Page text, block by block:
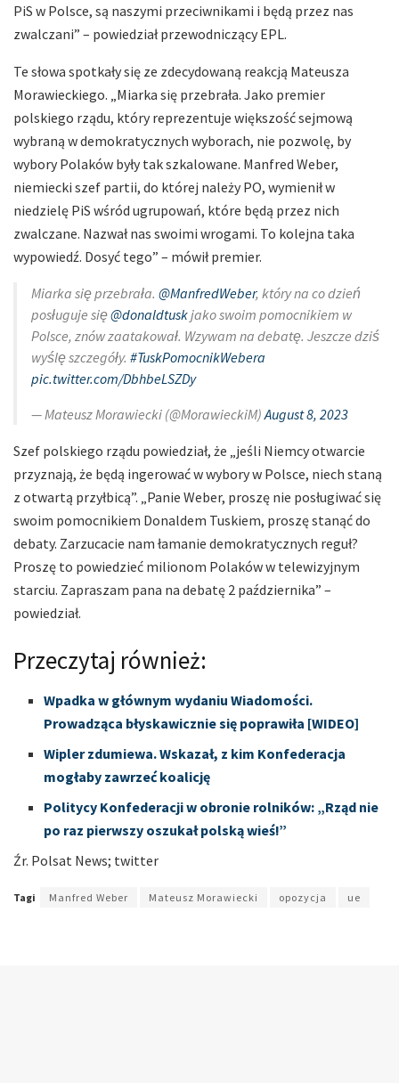
PiS w Polsce, są naszymi przeciwnikami i będą przez nas
zwalczani” – powiedział przewodniczący EPL.
Te słowa spotkały się ze zdecydowaną reakcją Mateusza
Morawieckiego. „Miarka się przebrała. Jako premier
polskiego rządu, który reprezentuje większość sejmową
wybraną w demokratycznych wyborach, nie pozwolę, by
wybory Polaków były tak szkalowane. Manfred Weber,
niemiecki szef partii, do której należy PO, wymienił w
niedzielę PiS wśród ugrupowań, które będą przez nich
zwalczane. Nazwał nas swoimi wrogami. To kolejna taka
wypowiedź. Dosyć tego” – mówił premier.
Miarka się przebrała. @ManfredWeber, który na co dzień
posługuje się@donaldtuskjako swoim pomocnikiem w
Polsce, znów zaatakował. Wzywam na debatę. Jeszcze dziś
wyślę szczegóły. #TuskPomocnikWebera
pic.twitter.com/DbhbeLSZDy
— Mateusz Morawiecki (@MorawieckiM)August 8, 2023
Szef polskiego rządu powiedział, że „jeśli Niemcy otwarcie
przyznają, że będą ingerować w wybory w Polsce, niech staną
z otwartą przyłbicą”. „Panie Weber, proszę nie posługiwać się
swoim pomocnikiem Donaldem Tuskiem, proszę stanąć do
debaty. Zarzucacie nam łamanie demokratycznych reguł?
Proszę to powiedzieć milionom Polaków w telewizyjnym
starciu. Zapraszam pana na debatę 2 października” –
powiedział.
Przeczytaj również:
Wpadka w głównym wydaniu Wiadomości.
Prowadząca błyskawicznie się poprawiła [WIDEO]
Wipler zdumiewa. Wskazał, z kim Konfederacja
mogłaby zawrzeć koalicję
Politycy Konfederacji w obronie rolników: „Rząd nie
po raz pierwszy oszukał polską wieś!”
Źr. Polsat News; twitter
Tagi Manfred Weber Mateusz Morawiecki opozycja ue